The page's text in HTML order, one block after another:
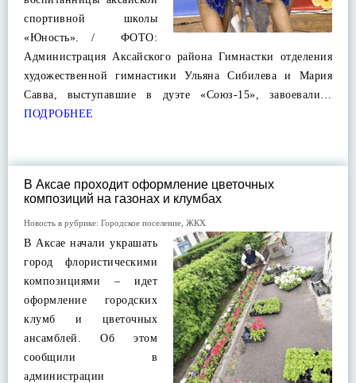
спортивной школы
«Юность». / ФОТО:
Администрация Аксайского района Гимнастки отделения
художественной гимнастики Ульяна Сибилева и Мария
Савва, выступавшие в дуэте «Союз-15», завоевали…
ПОДРОБНЕЕ
В Аксае проходит оформление цветочных
композиций на газонах и клумбах
Новость в рубрике: Городское поселение ЖКХ
В Аксае начали украшать
город флористическими
композициями – идет
оформление городских
клумб и цветочных
ансамблей. Об этом
сообщили в
администрации